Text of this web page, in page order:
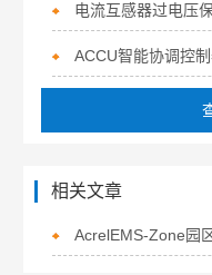
电流互感器过电压
ACCU智能协调控
相关文章
AcrelEMS-Zone园